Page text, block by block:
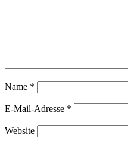
Name *
E-Mail-Adresse *
Website